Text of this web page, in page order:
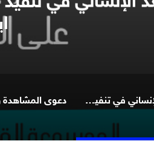
البعد الإنساني في تنفيذ العقوبات الشرعية, بمناقشة الدكتور ايمن البدارين